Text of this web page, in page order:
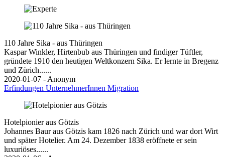
110 Jahre Sika - aus Thüringen
Kaspar Winkler, Hirtenbub aus Thüringen und findiger Tüftler,
gründete 1910 den heutigen Weltkonzern Sika. Er lernte in Bregenz
und Zürich......
2020-01-07 - Anonym
Erfindungen UnternehmerInnen Migration
Hotelpionier aus Götzis
Johannes Baur aus Götzis kam 1826 nach Zürich und war dort Wirt
und später Hotelier. Am 24. Dezember 1838 eröffnete er sein
luxuriöses......